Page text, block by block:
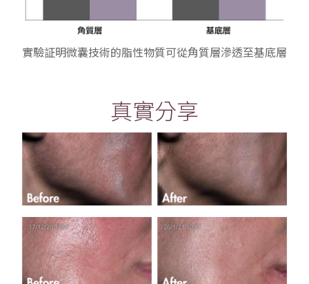
實驗証明微囊技術的脂性物質可從角質層滲透至基底層
真實分享